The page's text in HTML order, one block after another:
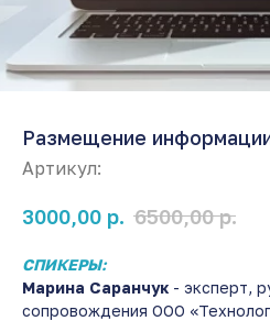
Размещение
Артикул:
3000,00 р. 6500,00 р.
СПИКЕРЫ:
Марина Саранчук - эксперт,
сопровождения ООО